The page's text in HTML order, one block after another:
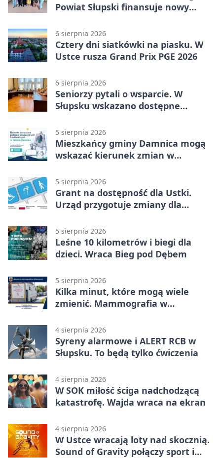
Powiat Słupski finansuje nowy
6 sierpnia 2026
Cztery dni siatkówki na piasku. W
Ustce rusza Grand Prix PGE 2026
6 sierpnia 2026
Seniorzy pytali o wsparcie. W
Słupsku wskazano dostępne
5 sierpnia 2026
Mieszkańcy gminy Damnica mogą
wskazać kierunek zmian w
5 sierpnia 2026
Grant na dostępność dla Ustki.
Urząd przygotuje zmiany dla
5 sierpnia 2026
Leśne 10 kilometrów i biegi dla
dzieci. Wraca Bieg pod Dębem
5 sierpnia 2026
Kilka minut, które mogą wiele
zmienić. Mammografia w
4 sierpnia 2026
Syreny alarmowe i ALERT RCB w
Słupsku. To będą tylko ćwiczenia
4 sierpnia 2026
W SOK miłość ściga nadchodzącą
katastrofę. Wajda wraca na ekran
4 sierpnia 2026
W Ustce wracają loty nad skocznią.
Sound of Gravity połączy sport i